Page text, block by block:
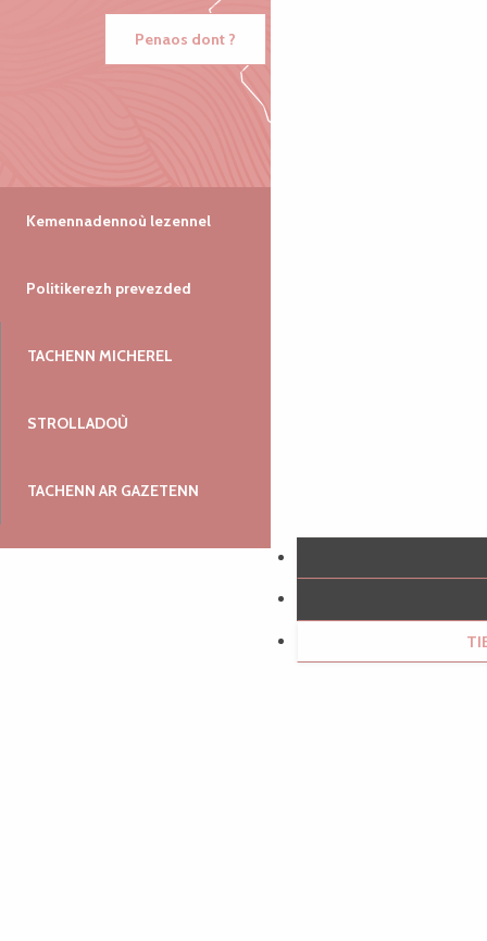
Penaos dont ?
Kemennadennoù lezennel
Politikerezh prevezded
TACHENN MICHEREL
STROLLADOÙ
TACHENN AR GAZETENN